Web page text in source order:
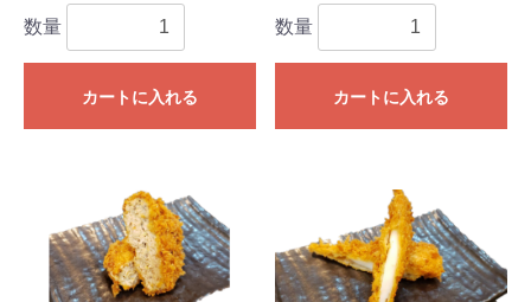
数量
カートに入れる
数量
カートに入れる